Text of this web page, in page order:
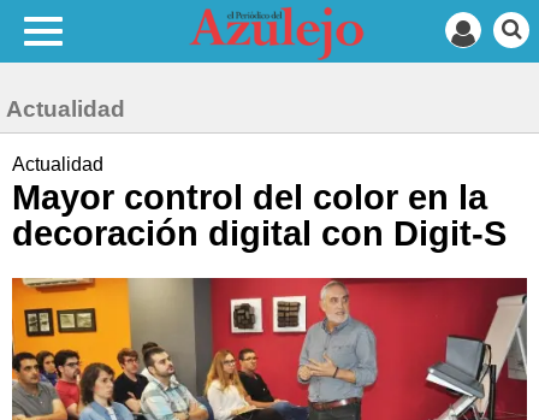
Actualidad
Actualidad
Mayor control del color en la
decoración digital con Digit-S